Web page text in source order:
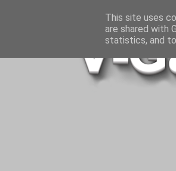
This site uses
are shared with
statistics, and